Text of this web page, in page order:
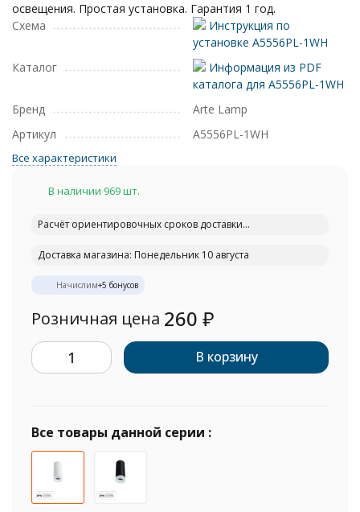
освещения. Простая установка. Гарантия 1 год.
Схема
Инструкция по
установке A5556PL-1WH
Каталог
Информация из PDF
каталога для A5556PL-1WH
Бренд
Arte Lamp
Артикул
A5556PL-1WH
Все характеристики
В наличии 969 шт.
Расчёт ориентировочных сроков доставки...
Доставка магазина: Понедельник 10 августа
Начислим+5 бонусов
Розничная цена 260 ₽
В корзину
Все товары данной серии :